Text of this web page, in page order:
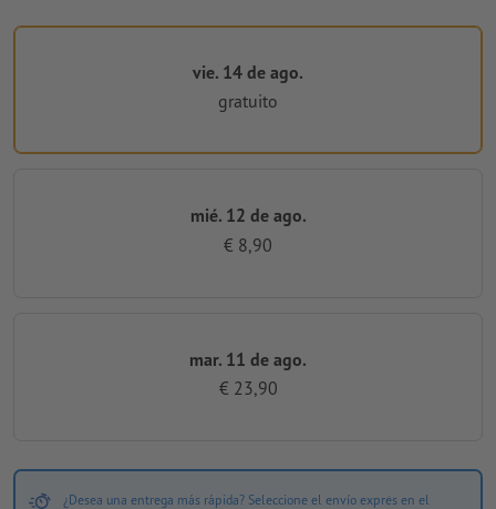
vie. 14 de ago.
gratuito
mié. 12 de ago.
€ 8,90
mar. 11 de ago.
€ 23,90
¿Desea una entrega más rápida? Seleccione el envío exprés en el